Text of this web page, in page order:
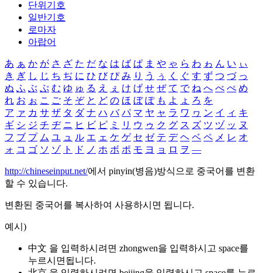
단위기호
일반기호
로마자
아랍어
あ ぁ か が さ ざ た だ な は ば ぱ ま や ゃ ら わ ゎ ん い ぃ
き ぎ し じ ち ぢ に ひ び ぴ み り う ぅ く ぐ す ず つ づ っ
ぬ ふ ぶ ぷ む ゆ ゅ る え ぇ け げ せ ぜ て で ね へ べ ぺ め
れ お ぉ こ ご そ ぞ と ど の ほ ぼ ぽ も よ ょ ろ を
ア ァ カ サ ザ タ ダ ナ ハ バ パ マ ヤ ャ ラ ワ ヮ ン イ ィ キ
ギ シ ジ チ ヂ ニ ヒ ビ ピ ミ リ ウ ゥ ク グ ス ズ ツ ヅ ッ ヌ
フ ブ プ ム ユ ュ ル エ ェ ケ ゲ セ ゼ テ デ ヘ ベ ペ メ レ オ
ォ コ ゴ ソ ゾ ト ド ノ ホ ボ ポ モ ヨ ョ ロ ヲ ―
http://chineseinput.net/에서 pinyin(병음)방식으로 중국어를 변환
할 수 있습니다.
변환된 중국어를 복사하여 사용하시면 됩니다.
예시)
中文 을 입력하시려면 zhongwen을 입력하시고 space를
누르시면됩니다.